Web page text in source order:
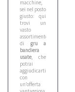
macchine,
sei nel posto
giusto: qui
trovi un
vasto
assortimento
di gru a
bandiera
usate, che
potrai
aggiudicarti
con
un’offerta